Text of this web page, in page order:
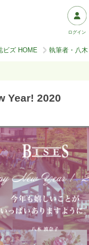
ログイン
ビズ HOME > 執筆者・八
Year! 2020